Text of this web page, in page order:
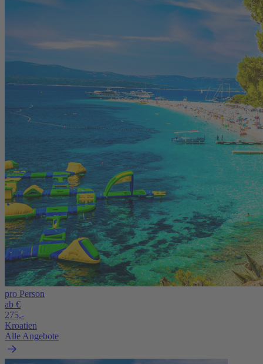
pro Person
ab €
275,-
Kroatien
Alle Angebote